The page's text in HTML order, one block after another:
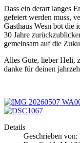
Dass ein derart langes
gefeiert werden muss,
Gasthaus Wesn bot die
30 Jahre
gemeinsam auf die
Alles Gute, lieber Heli,
danke für deinen
Details
Geschrieben von: